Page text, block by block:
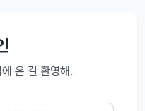
온 걸 환영해.